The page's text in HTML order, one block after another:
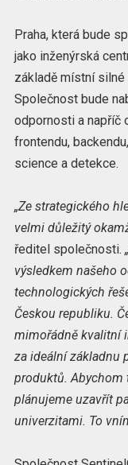
Praha, která bude
jako inženýrská
základě místní
Společnost bude
odpornosti a napříč
frontendu,
science a detekce.
„Ze strategického
velmi důležitý
ředitel společnosti.
výsledkem našeho
technologických
Českou republiku.
mimořádně kvalitní
za ideální základnu
produktů. Abychom
plánujeme uzavřít
univerzitami. To